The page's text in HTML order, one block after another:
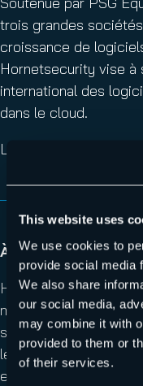
This website uses
We use cookies to
provide social media
We also share
our social media,
may combine it with
provided to them or
of their services.
trois grandes
croissance de
Hornetsecurity vise à
international des
dans le cloud.
Les conditions
À propos du
Hornetsecurity est
mondiaux de
sauvegarde et de
le cloud de nouvelle
entreprises et les